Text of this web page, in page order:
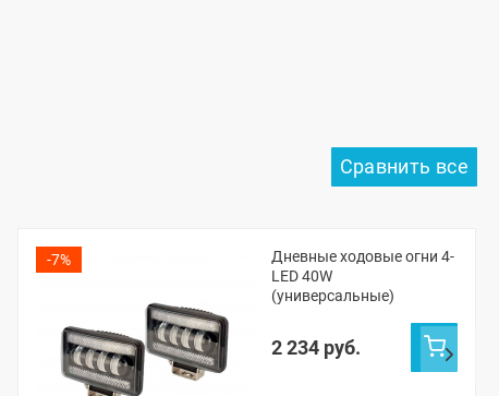
-7%
Дневные ходовые огни 4-
LED 40W
(универсальные)
2 234 руб.